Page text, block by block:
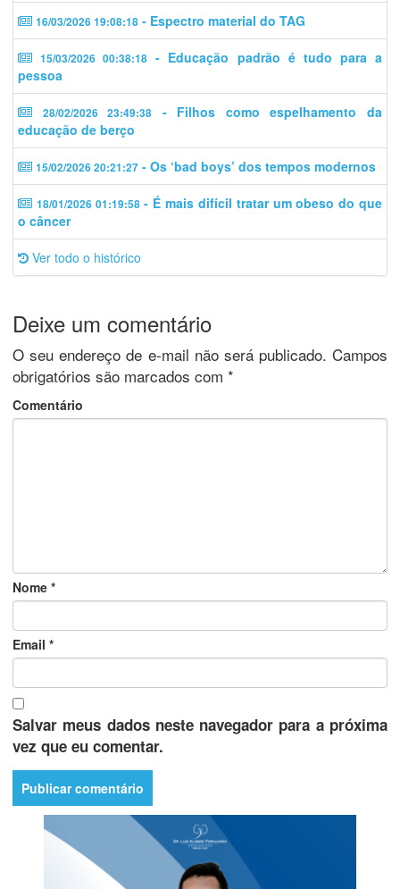
16/03/2026 19:08:18 - Espectro material do TAG
15/03/2026 00:38:18 - Educação padrão é tudo para a
pessoa
28/02/2026 23:49:38 - Filhos como espelhamento da
educação de berço
15/02/2026 20:21:27 - Os ‘bad boys’ dos tempos modernos
18/01/2026 01:19:58- É mais difícil tratar um obeso do que
o câncer
Ver todo o histórico
Deixe um comentário
O seu endereço de e-mail não será publicado. Campos
obrigatórios são marcados com *
Comentário
Nome *
Email *
Salvar meus dados neste navegador para a próxima
vez que eu comentar.